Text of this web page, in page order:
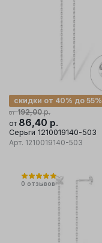
от 192,00р.
скидки от 40% до 55%
от 86,40 р.
Серьги 1210019140-503
Арт. 1210019140-503
0 отзывов